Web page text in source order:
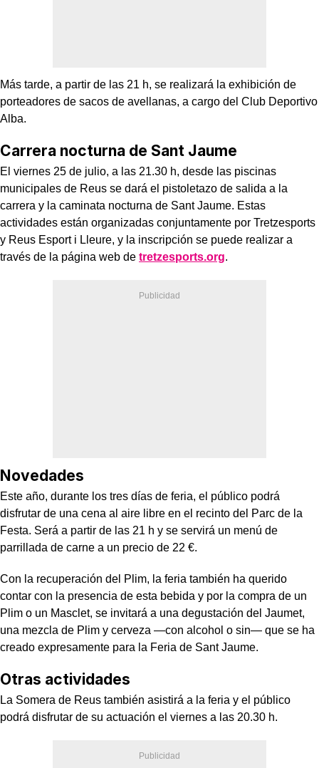
Más tarde, a partir de las 21 h, se realizará la exhibición de
porteadores de sacos de avellanas, a cargo del Club Deportivo
Alba.
Carrera nocturna de Sant Jaume
El viernes 25 de julio, a las 21.30 h, desde las piscinas
municipales de Reus se dará el pistoletazo de salida a la
carrera y la caminata nocturna de Sant Jaume. Estas
actividades están organizadas conjuntamente por Tretzesports
y Reus Esport i Lleure, y la inscripción se puede realizar a
través de la página web de tretzesports.org.
Novedades
Este año, durante los tres días de feria, el público podrá
disfrutar de una cena al aire libre en el recinto del Parc de la
Festa. Será a partir de las 21 h y se servirá un menú de
parrillada de carne a un precio de 22 €.
Con la recuperación del Plim, la feria también ha querido
contar con la presencia de esta bebida y por la compra de un
Plim o un Masclet, se invitará a una degustación del Jaumet,
una mezcla de Plim y cerveza —con alcohol o sin— que se ha
creado expresamente para la Feria de Sant Jaume.
Otras actividades
La Somera de Reus también asistirá a la feria y el público
podrá disfrutar de su actuación el viernes a las 20.30 h.